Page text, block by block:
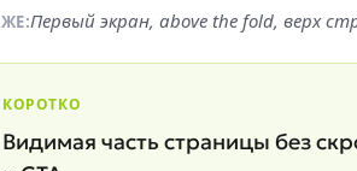
Первый экран, above the fold, верх
КОРОТКО
Видимая часть страницы без